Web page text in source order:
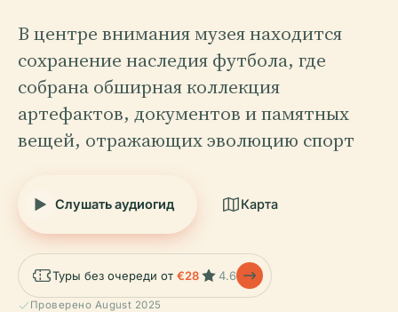
В центре внимания музея находится
сохранение наследия футбола, где
собрана обширная коллекция
артефактов, документов и памятных
вещей, отражающих эволюцию спорт
Слушать аудиогид Карта
Туры без очереди от €28 4.6
Проверено August 2025